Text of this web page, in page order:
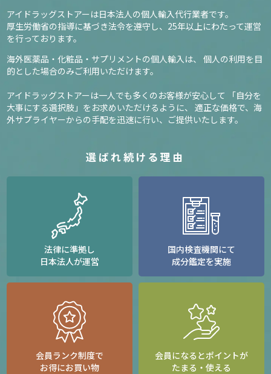
アイドラッグストアーは日本法人の個人輸入代行業者です。
厚生労働省の指導に基づき法令を遵守し、 25年以上にわたって運営
を行っております。
海外医薬品・化粧品・サプリメントの個人輸入は、
個人の利用を目
的とした場合のみご利用いただけます。
アイドラッグストアーは一人でも多くのお客様が安心して
「自分を
大事にする選択肢」をお求めいただけるように、
適正な価格で、海
外サプライヤーからの手配を迅速に行い、ご提供いたします。
選ばれ続ける理由
法律に準拠し
日本法人が運営
国内検査機関にて
成分鑑定を実施
会員ランク制度で
お得にお買い物
会員になるとポイントが
たまる・使える